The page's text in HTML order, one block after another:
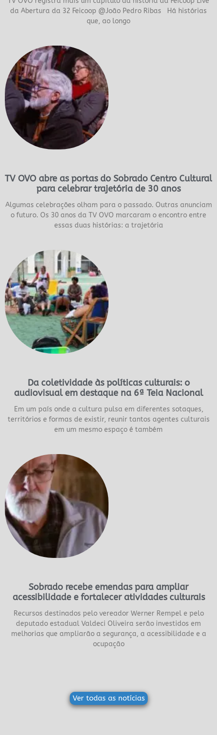
da Abertura da 32 Feicoop @João Pedro Ribas Há histórias
que, ao longo
TV OVO abre as portas do Sobrado Centro Cultural
para celebrar trajetória de 30 anos
Algumas celebrações olham para o passado. Outras anunciam
o futuro. Os 30 anos da TV OVO marcaram o encontro entre
essas duas histórias: a trajetória
Da coletividade às políticas culturais: o
audiovisual em destaque na 6ª Teia Nacional
Em um país onde a cultura pulsa em diferentes sotaques,
territórios e formas de existir, reunir tantos agentes culturais
em um mesmo espaço é também
Sobrado recebe emendas para ampliar
acessibilidade e fortalecer atividades culturais
Recursos destinados pelo vereador Werner Rempel e pelo
deputado estadual Valdeci Oliveira serão investidos em
melhorias que ampliarão a segurança, a acessibilidade e a
ocupação
Ver todas as notícias